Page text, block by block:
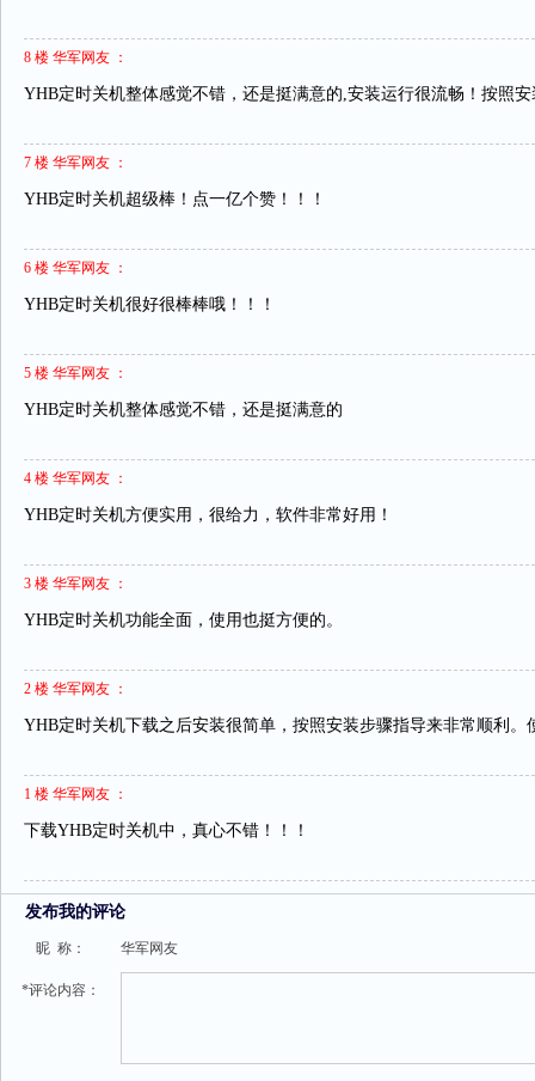
8 楼 华军网友 ：
YHB定时关机整体感觉不错，还是挺满意的,安装运行很流畅！按照
7 楼 华军网友 ：
YHB定时关机超级棒！点一亿个赞！！！
6 楼 华军网友 ：
YHB定时关机很好很棒棒哦！！！
5 楼 华军网友 ：
YHB定时关机整体感觉不错，还是挺满意的
4 楼 华军网友 ：
YHB定时关机方便实用，很给力，软件非常好用！
3 楼 华军网友 ：
YHB定时关机功能全面，使用也挺方便的。
2 楼 华军网友 ：
YHB定时关机下载之后安装很简单，按照安装步骤指导来非常顺利。
1 楼 华军网友 ：
下载YHB定时关机中，真心不错！！！
发布我的评论
昵 称： 华军网友
*评论内容：